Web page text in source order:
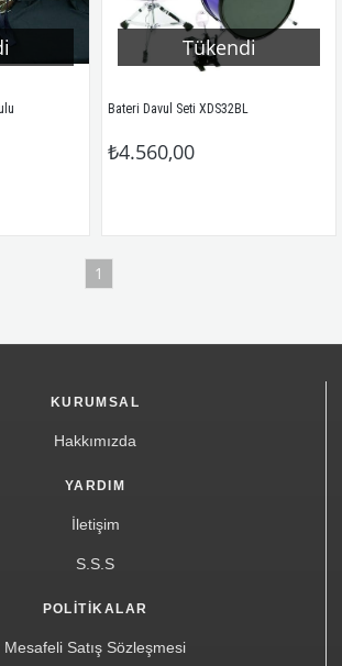
Tükendi
Bateri Davul Seti XDS32BL
₺4.560,00
1
KURUMSAL
Hakkımızda
YARDIM
İletişim
S.S.S
POLITIKALAR
Mesafeli Satış Sözleşmesi